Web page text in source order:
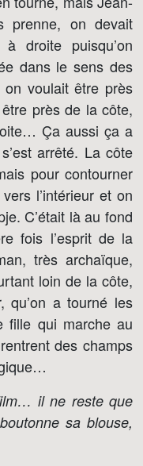
prenne, on devait
droite puisqu’on
dans le sens des
on voulait être près
près de la côte,
Ça aussi ça a
arrêté. La côte
pour contourner
l’intérieur et on
C’était là au fond
fois l’esprit de la
très archaïque,
loin de la côte,
qu’on a tourné les
fille qui marche au
des champs
il ne reste que
sa blouse,